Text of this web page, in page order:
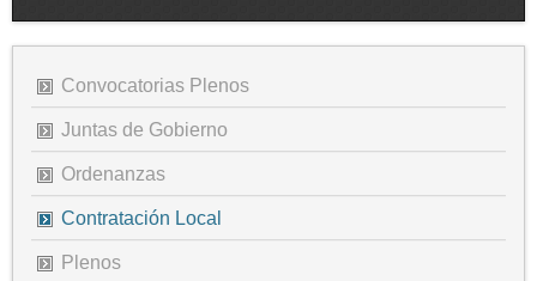
Convocatorias Plenos
Juntas de Gobierno
Ordenanzas
Contratación Local
Plenos